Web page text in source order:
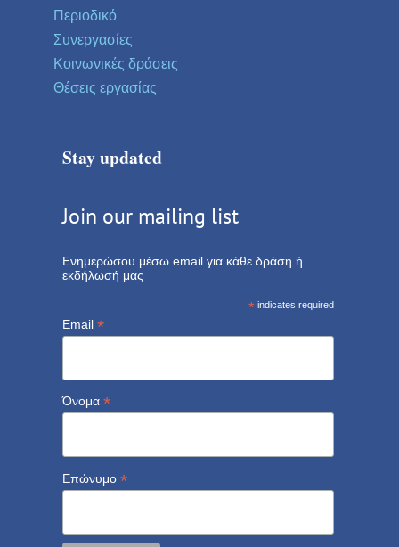
Περιοδικό
Συνεργασίες
Κοινωνικές δράσεις
Θέσεις εργασίας
Stay updated
Join our mailing list
Ενημερώσου μέσω email για κάθε δράση ή
εκδήλωσή μας
* indicates required
Email *
Όνομα *
Επώνυμο *